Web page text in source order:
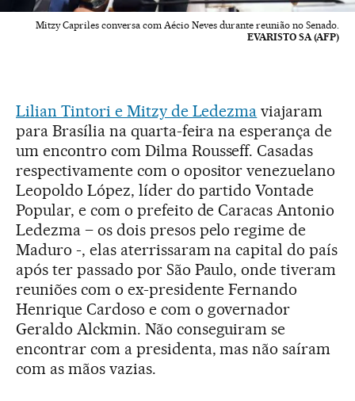
Mitzy Capriles conversa com Aécio Neves durante reunião no Senado.
EVARISTO SA (AFP)
Lilian Tintori e Mitzy de Ledezma viajaram
para Brasília na quarta-feira na esperança de
um encontro com Dilma Rousseff. Casadas
respectivamente com o opositor venezuelano
Leopoldo López, líder do partido Vontade
Popular, e com o prefeito de Caracas Antonio
Ledezma – os dois presos pelo regime de
Maduro -, elas aterrissaram na capital do país
após ter passado por São Paulo, onde tiveram
reuniões com o ex-presidente Fernando
Henrique Cardoso e com o governador
Geraldo Alckmin. Não conseguiram se
encontrar com a presidenta, mas não saíram
com as mãos vazias.